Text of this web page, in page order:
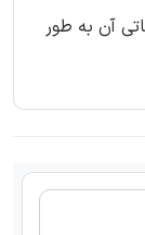
آن به طور